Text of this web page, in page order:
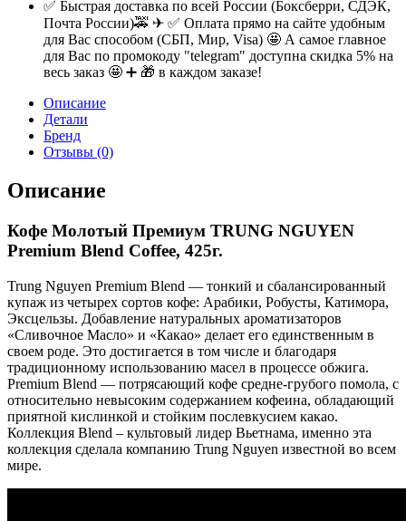
✅ Быстрая доставка по всей России (Боксберри, СДЭК,
Почта России)🚕 ✈ ✅ Оплата прямо на сайте удобным
для Вас способом (СБП, Мир, Visa) 🤩 А самое главное
для Вас по промокоду "telegram" доступна скидка 5% на
весь заказ 🤩 ➕ 🎁 в каждом заказе!
Описание
Детали
Бренд
Отзывы (0)
Описание
Кофе Молотый Премиум TRUNG NGUYEN
Premium Blend Coffee, 425г.
Trung Nguyen Premium Blend — тонкий и сбалансированный
купаж из четырех сортов кофе: Арабики, Робусты, Катимора,
Эксцельзы. Добавление натуральных ароматизаторов
«Сливочное Масло» и «Какао» делает его единственным в
своем роде. Это достигается в том числе и благодаря
традиционному использованию масел в процессе обжига.
Premium Blend — потрясающий кофе средне-грубого помола, с
относительно невысоким содержанием кофеина, обладающий
приятной кислинкой и стойким послевкусием какао.
Коллекция Blend – культовый лидер Вьетнама, именно эта
коллекция сделала компанию Trung Nguyen известной во всем
мире.